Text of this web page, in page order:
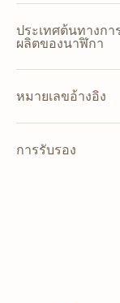
ประเทศต้นทางกา
ผลิตของนาฬิกา
หมายเลขอ้างอิง
การรับรอง